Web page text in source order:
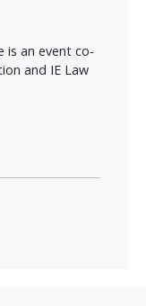
is an event co-
and IE Law